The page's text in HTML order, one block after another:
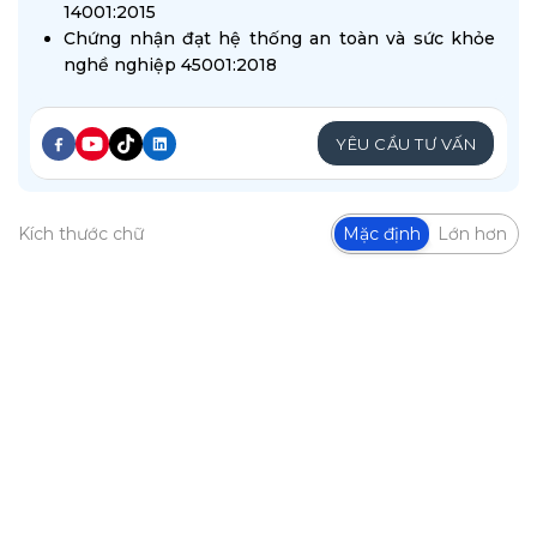
14001:2015
Chứng nhận đạt hệ thống an toàn và sức khỏe
nghề nghiệp 45001:2018
YÊU CẦU TƯ VẤN
Kích thước chữ Mặc định Lớn hơn